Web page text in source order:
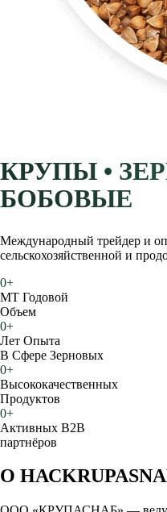
КРУПЫ •
БОБОВЫЕ
Международный трейдер и
сельскохозяйственной и
0+
МТ Годовой
Объем
0+
Лет Опыта
В Сфере Зерновых
0+
Высококачественных
Продуктов
0+
Активных B2B
партнёров
О НАС